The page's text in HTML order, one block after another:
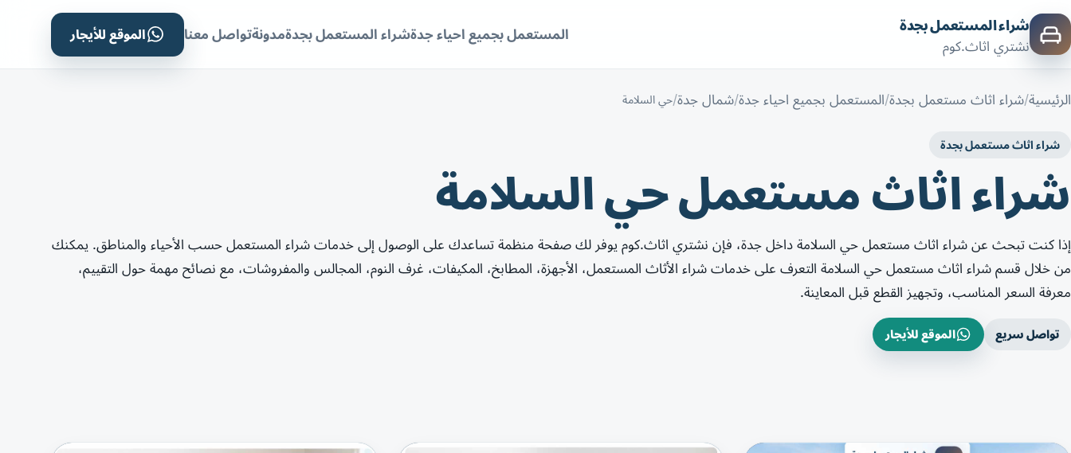
شراء المستعمل بجدة
نشتري اثاث.كوم
المستعمل بجميع احياء جدةشراء المستعمل بجدةمدونةتواصل معنا الموقع للأيجار
الرئيسية شراء اثاث مستعمل بجدة المستعمل بجميع احياء جدة شمال جدة حي السلامة
شراء اثاث مستعمل بجدة
شراء اثاث مستعمل حي السلامة
إذا كنت تبحث عن شراء اثاث مستعمل حي السلامة داخل جدة، فإن نشتري اثاث.كوم يوفر لك صفحة منظمة تساعدك على الوصول إلى خدمات شراء المستعمل حسب الأحياء والمناطق. يمكنك
من خلال قسم شراء اثاث مستعمل حي السلامة التعرف على خدمات شراء الأثاث المستعمل، الأجهزة، المطابخ، المكيفات، غرف النوم، المجالس والمفروشات، مع نصائح مهمة حول التقييم،
معرفة السعر المناسب، وتجهيز القطع قبل المعاينة.
تواصل سريع الموقع للأيجار